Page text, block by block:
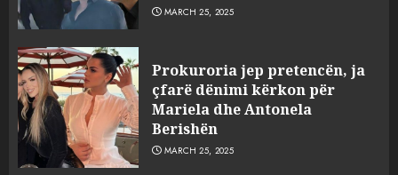
MARCH 25, 2025
Prokuroria jep pretencën, ja
çfarë dënimi kërkon për
Mariela dhe Antonela
Berishën
MARCH 25, 2025